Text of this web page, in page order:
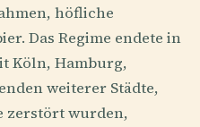
höfliche
Das Regime endete in
Köln, Hamburg,
weiterer Städte,
zerstört wurden,